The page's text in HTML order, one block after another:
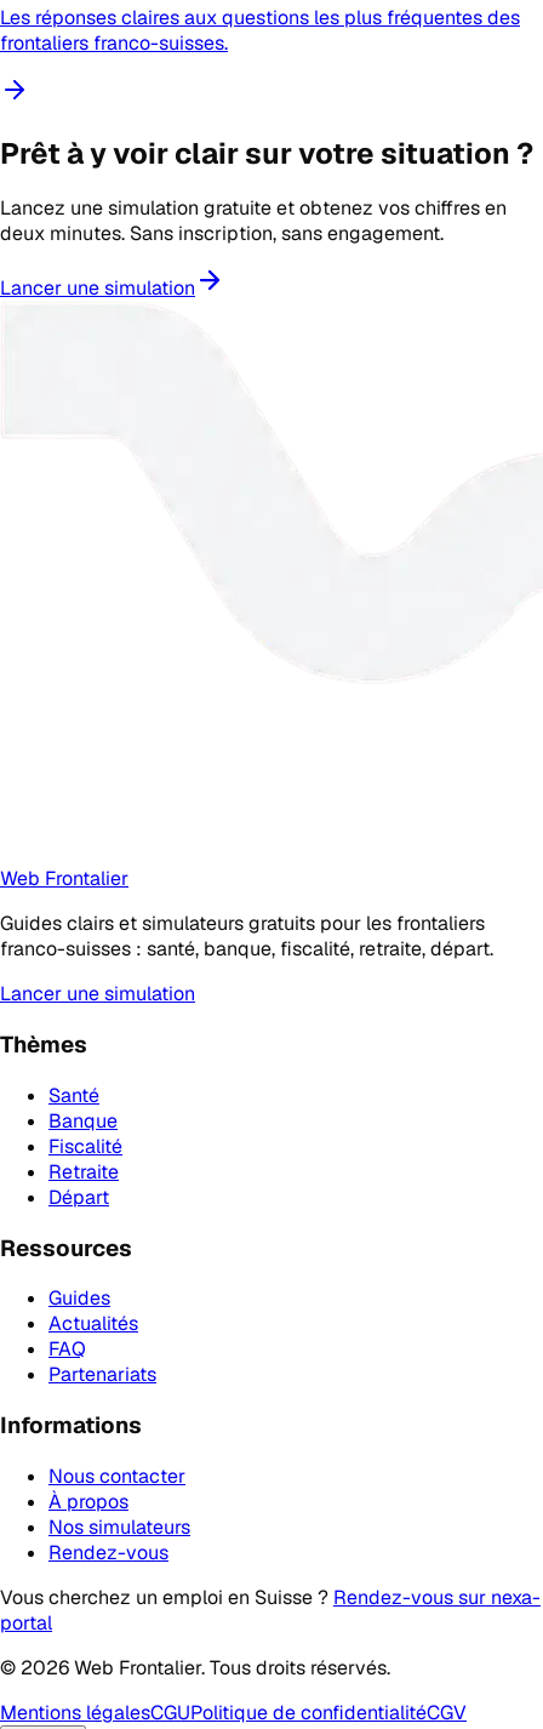
Les réponses claires aux questions les plus fréquentes des
frontaliers franco-suisses.
Prêt à y voir clair sur votre situation ?
Lancez une simulation gratuite et obtenez vos chiffres en
deux minutes. Sans inscription, sans engagement.
Lancer une simulation
Web Frontalier
Guides clairs et simulateurs gratuits pour les frontaliers
franco-suisses : santé, banque, fiscalité, retraite, départ.
Lancer une simulation
Thèmes
Santé
Banque
Fiscalité
Retraite
Départ
Ressources
Guides
Actualités
FAQ
Partenariats
Informations
Nous contacter
À propos
Nos simulateurs
Rendez-vous
Vous cherchez un emploi en Suisse ? Rendez-vous sur nexa-
portal
© 2026 Web Frontalier. Tous droits réservés.
Mentions légalesCGUPolitique de confidentialitéCGV